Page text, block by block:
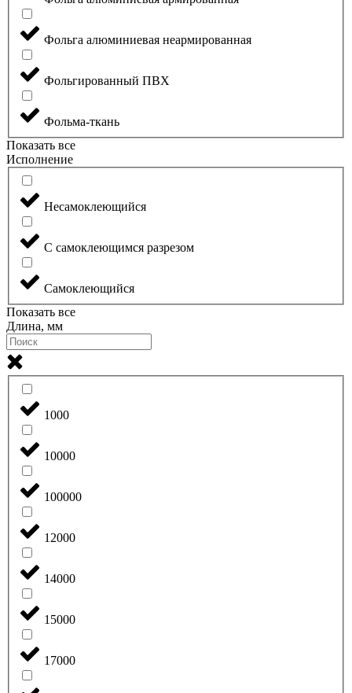
Фольга алюминиевая неармированная
Фольгированный ПВХ
Фольма-ткань
Показать все
Исполнение
Несамоклеющийся
С самоклеющимся разрезом
Самоклеющийся
Показать все
Длина, мм
1000
10000
100000
12000
14000
15000
17000